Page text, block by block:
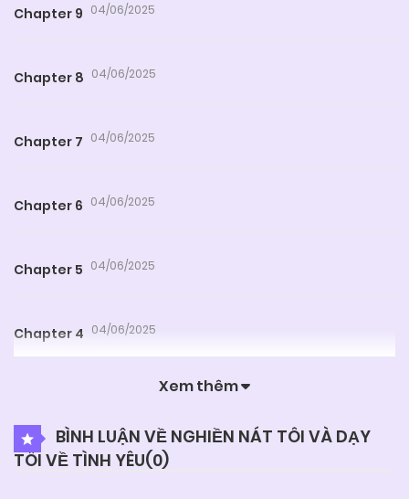
Chapter 9 04/06/2025
Chapter 8 04/06/2025
Chapter 7 04/06/2025
Chapter 6 04/06/2025
Chapter 5 04/06/2025
Chapter 4 04/06/2025
Chapter 2 04/06/2025
Xem thêm
BÌNH LUẬN VỀ NGHIỀN NÁT TÔI VÀ DẠY
TÔI VỀ TÌNH YÊU(0)